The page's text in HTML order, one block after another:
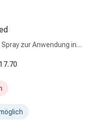
zur Anwendung in